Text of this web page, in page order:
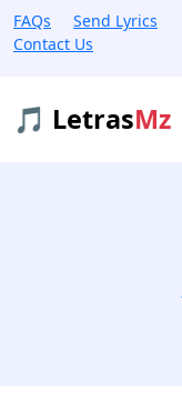
FAQs
Send Lyrics
Contact Us
🎵 LetrasMz